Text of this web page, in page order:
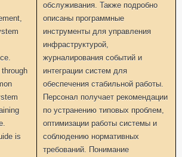
is
обслуживания. Также подробно
описаны программные
инструменты для управления
инфраструктурой,
журналирования событий и
интеграции систем для
обеспечения стабильной работы.
Персонал получает рекомендации
по устранению типовых проблем,
оптимизации работы системы и
соблюдению нормативных
требований. Понимание